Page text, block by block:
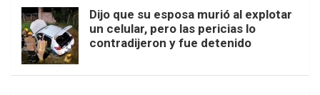
Dijo que su esposa murió al explotar
un celular, pero las pericias lo
contradijeron y fue detenido